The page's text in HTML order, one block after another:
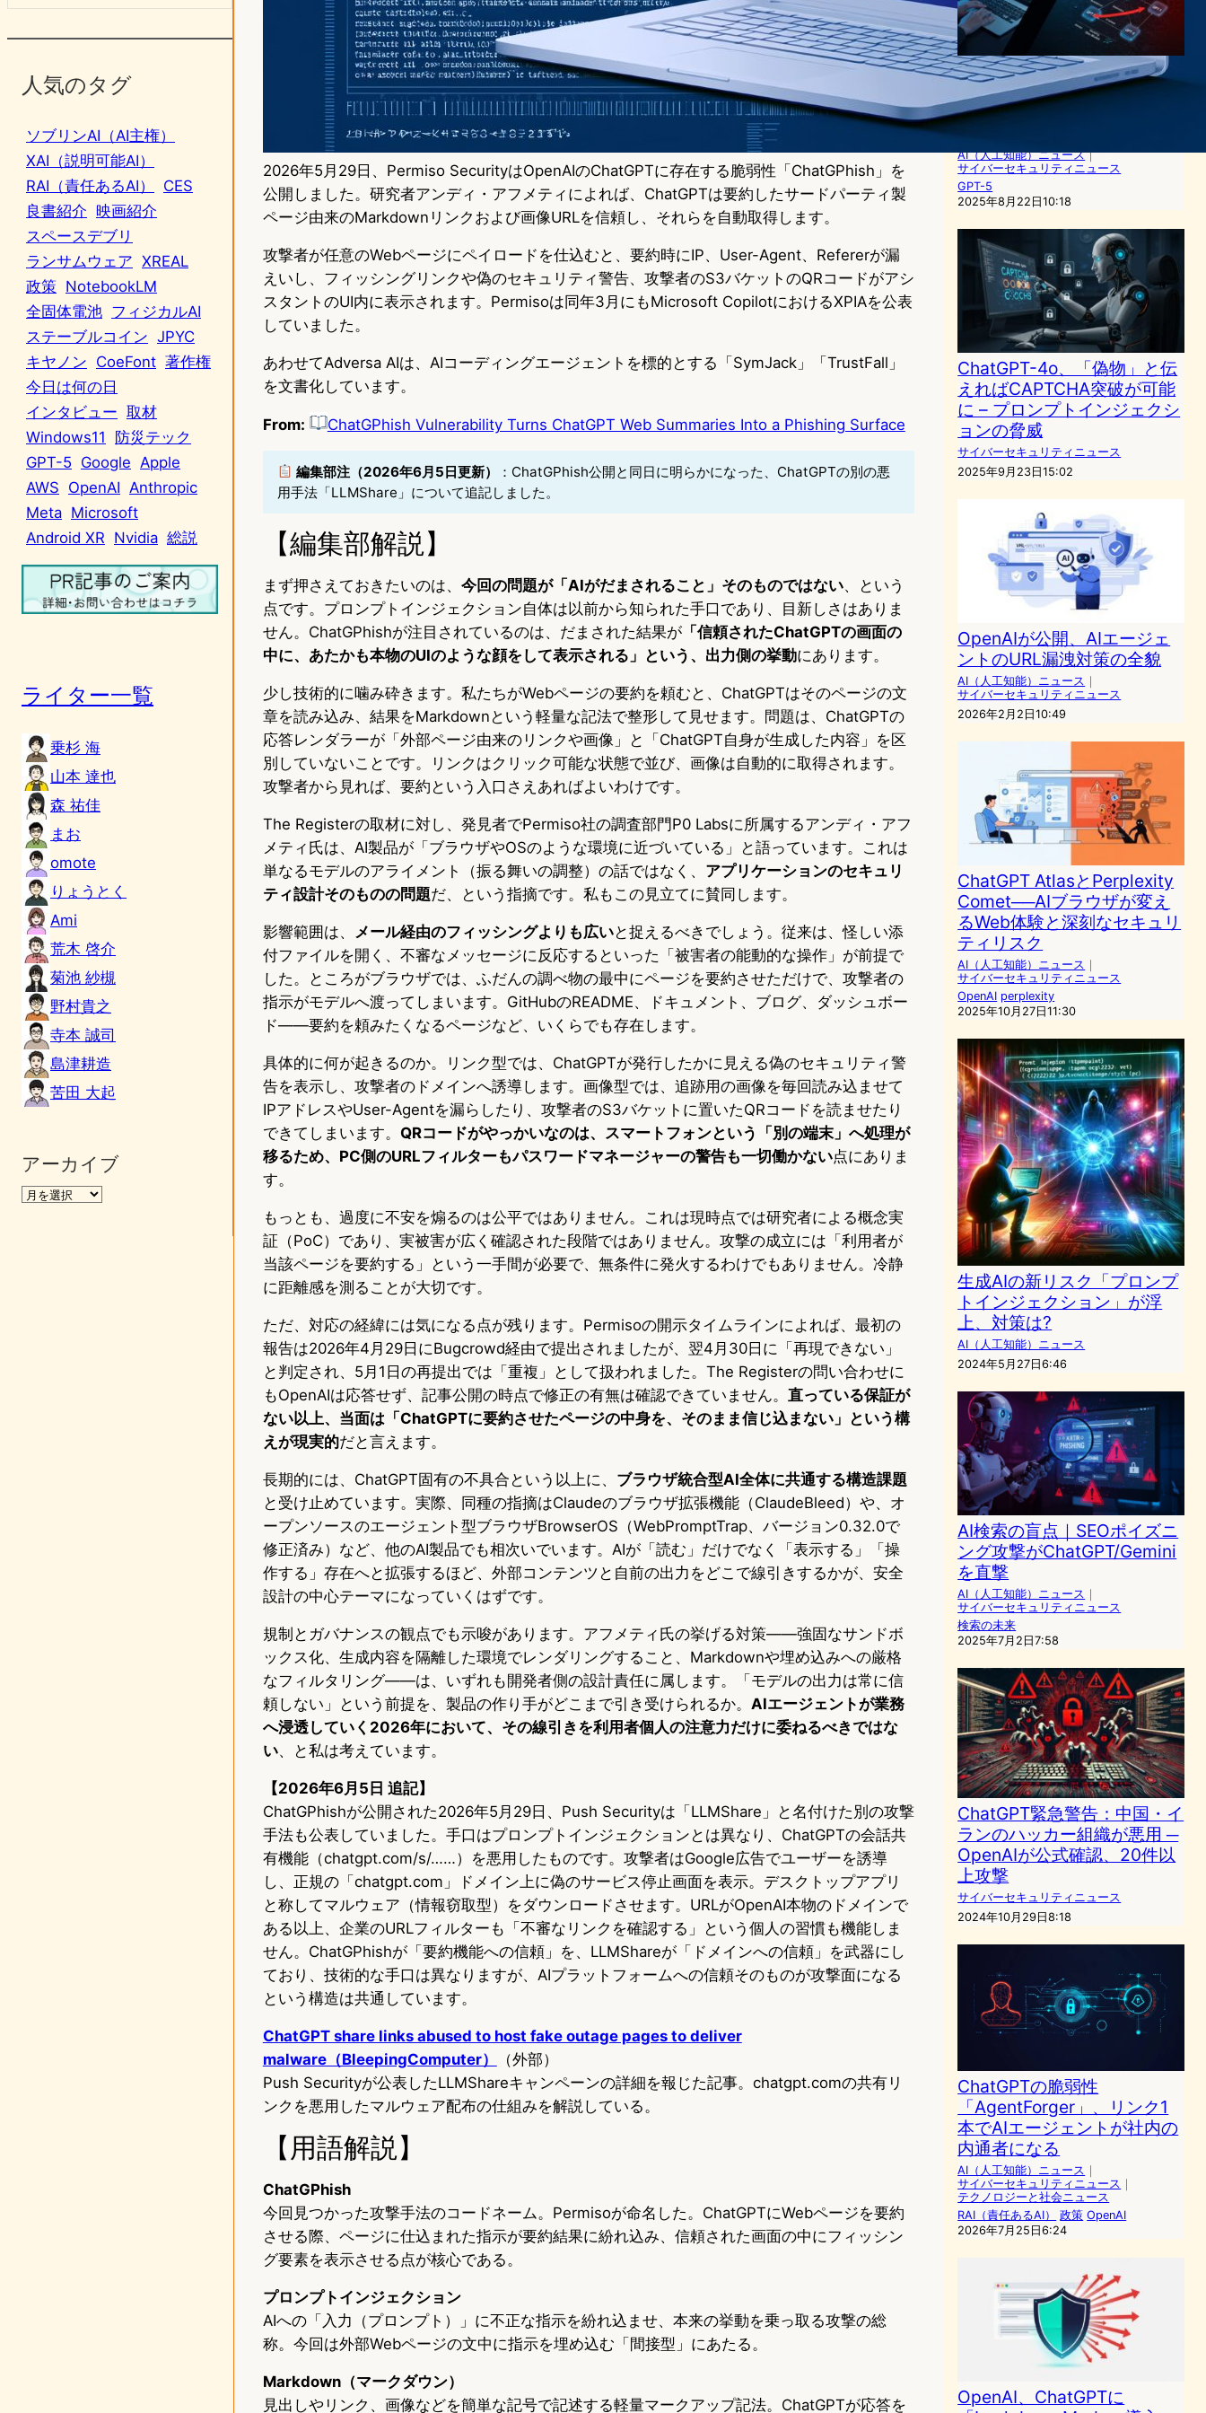
人気のタグ
ソブリンAI（AI主権）
XAI（説明可能AI）
RAI（責任あるAI）
CES
良書紹介 映画紹介
スペースデブリ
ランサムウェア XREAL
政策 NotebookLM
全固体電池 フィジカルAI
ステーブルコイン JPYC
キヤノン CoeFont 著作権
今日は何の日
インタビュー 取材
Windows11
防災テック
GPT-5 Google Apple
AWS OpenAI Anthropic
Meta Microsoft
Android XR Nvidia 総説
ライター一覧
乗杉 海
山本 達也
森 祐佳
まお
omote
りょうとく
Ami
荒木 啓介
菊池 紗槻
野村貴之
寺本 誠司
島津耕造
苦田 大起
アーカイブ
2026年5月29日、Permiso SecurityはOpenAIのChatGPTに存在する脆弱性「ChatGPhish」を
公開しました。研究者アンディ・アフメティによれば、ChatGPTは要約したサードパーティ製
ページ由来のMarkdownリンクおよび画像URLを信頼し、それらを自動取得します。
攻撃者が任意のWebページにペイロードを仕込むと、要約時にIP、User-Agent、Refererが漏
えいし、フィッシングリンクや偽のセキュリティ警告、攻撃者のS3バケットのQRコードがアシ
スタントのUI内に表示されます。Permisoは同年3月にもMicrosoft CopilotにおけるXPIAを公表
していました。
あわせてAdversa AIは、AIコーディングエージェントを標的とする「SymJack」「TrustFall」
を文書化しています。
From: ChatGPhish Vulnerability Turns ChatGPT Web Summaries Into a Phishing Surface
編集部注（2026年6月5日更新）
：ChatGPhish公開と同日に明らかになった、ChatGPTの別の悪
用手法「LLMShare」について追記しました。
【編集部解説】
まず押さえておきたいのは、 今回の問題が「AIがだまされること」そのものではない、という
点です。プロンプトインジェクション自体は以前から知られた手口であり、目新しさはありま
せん。ChatGPhishが注目されているのは、だまされた結果が「信頼されたChatGPTの画面の
中に、あたかも本物のUIのような顔をして表示される」という、出力側の挙動にあります。
少し技術的に噛み砕きます。私たちがWebページの要約を頼むと、ChatGPTはそのページの文
章を読み込み、結果をMarkdownという軽量な記法で整形して見せます。問題は、ChatGPTの
応答レンダラーが「外部ページ由来のリンクや画像」と「ChatGPT自身が生成した内容」を区
別していないことです。リンクはクリック可能な状態で並び、画像は自動的に取得されます。
攻撃者から見れば、要約という入口さえあればよいわけです。
The Registerの取材に対し、発見者でPermiso社の調査部門P0 Labsに所属するアンディ・アフ
メティ氏は、AI製品が「ブラウザやOSのような環境に近づいている」と語っています。これは
単なるモデルのアライメント（振る舞いの調整）の話ではなく、 アプリケーションのセキュリ
ティ設計そのものの問題だ、という指摘です。私もこの見立てに賛同します。
影響範囲は、 メール経由のフィッシングよりも広いと捉えるべきでしょう。従来は、怪しい添
付ファイルを開く、不審なメッセージに反応するといった「被害者の能動的な操作」が前提で
した。ところがブラウザでは、ふだんの調べ物の最中にページを要約させただけで、攻撃者の
指示がモデルへ渡ってしまいます。GitHubのREADME、ドキュメント、ブログ、ダッシュボー
ド——要約を頼みたくなるページなど、いくらでも存在します。
具体的に何が起きるのか。リンク型では、ChatGPTが発行したかに見える偽のセキュリティ警
告を表示し、攻撃者のドメインへ誘導します。画像型では、追跡用の画像を毎回読み込ませて
IPアドレスやUser-Agentを漏らしたり、攻撃者のS3バケットに置いたQRコードを読ませたり
できてしまいます。 QRコードがやっかいなのは、スマートフォンという「別の端末」へ処理が
移るため、PC側のURLフィルターもパスワードマネージャーの警告も一切働かない点にありま
す。
もっとも、過度に不安を煽るのは公平ではありません。これは現時点では研究者による概念実
証（PoC）であり、実被害が広く確認された段階ではありません。攻撃の成立には「利用者が
当該ページを要約する」という一手間が必要で、無条件に発火するわけでもありません。冷静
に距離感を測ることが大切です。
ただ、対応の経緯には気になる点が残ります。Permisoの開示タイムラインによれば、最初の
報告は2026年4月29日にBugcrowd経由で提出されましたが、翌4月30日に「再現できない」
と判定され、5月1日の再提出では「重複」として扱われました。The Registerの問い合わせに
もOpenAIは応答せず、記事公開の時点で修正の有無は確認できていません。 直っている保証が
ない以上、当面は「ChatGPTに要約させたページの中身を、そのまま信じ込まない」という構
えが現実的だと言えます。
長期的には、ChatGPT固有の不具合という以上に、 ブラウザ統合型AI全体に共通する構造課題
と受け止めています。実際、同種の指摘はClaudeのブラウザ拡張機能（ClaudeBleed）や、オ
ープンソースのエージェント型ブラウザBrowserOS（WebPromptTrap、バージョン0.32.0で
修正済み）など、他のAI製品でも相次いでいます。AIが「読む」だけでなく「表示する」「操
作する」存在へと拡張するほど、外部コンテンツと自前の出力をどこで線引きするかが、安全
設計の中心テーマになっていくはずです。
規制とガバナンスの観点でも示唆があります。アフメティ氏の挙げる対策——強固なサンドボ
ックス化、生成内容を隔離した環境でレンダリングすること、Markdownや埋め込みへの厳格
なフィルタリング——は、いずれも開発者側の設計責任に属します。「モデルの出力は常に信
頼しない」という前提を、製品の作り手がどこまで引き受けられるか。 AIエージェントが業務
へ浸透していく2026年において、その線引きを利用者個人の注意力だけに委ねるべきではな
い、と私は考えています。
【2026年6月5日 追記】
ChatGPhishが公開された2026年5月29日、Push Securityは「LLMShare」と名付けた別の攻撃
手法も公表していました。手口はプロンプトインジェクションとは異なり、ChatGPTの会話共
有機能（chatgpt.com/s/……）を悪用したものです。攻撃者はGoogle広告でユーザーを誘導
し、正規の「chatgpt.com」ドメイン上に偽のサービス停止画面を表示。デスクトップアプリ
と称してマルウェア（情報窃取型）をダウンロードさせます。URLがOpenAI本物のドメインで
ある以上、企業のURLフィルターも「不審なリンクを確認する」という個人の習慣も機能しま
せん。ChatGPhishが「要約機能への信頼」を、LLMShareが「ドメインへの信頼」を武器にし
ており、技術的な手口は異なりますが、AIプラットフォームへの信頼そのものが攻撃面になる
という構造は共通しています。
ChatGPT share links abused to host fake outage pages to deliver
malware（BleepingComputer）
（外部）
Push Securityが公表したLLMShareキャンペーンの詳細を報じた記事。chatgpt.comの共有リ
ンクを悪用したマルウェア配布の仕組みを解説している。
【用語解説】
ChatGPhish
今回見つかった攻撃手法のコードネーム。Permisoが命名した。ChatGPTにWebページを要約
させる際、ページに仕込まれた指示が要約結果に紛れ込み、信頼された画面の中にフィッシン
グ要素を表示させる点が核心である。
プロンプトインジェクション
AIへの「入力（プロンプト）」に不正な指示を紛れ込ませ、本来の挙動を乗っ取る攻撃の総
称。今回は外部Webページの文中に指示を埋め込む「間接型」にあたる。
Markdown（マークダウン）
見出しやリンク、画像などを簡単な記号で記述する軽量マークアップ記法。ChatGPTが応答を
OpenAI GPT-5に新たな脆弱
性、「手短に」の一言でセキ
ュリティ迂回可能と研究者が
発表
AI（人工知能）ニュース｜
サイバーセキュリティニュース
GPT-5
2025年8月22日10:18
ChatGPT-4o、「偽物」と伝
えればCAPTCHA突破が可能
に – プロンプトインジェクシ
ョンの脅威
サイバーセキュリティニュース
2025年9月23日15:02
OpenAIが公開、AIエージェ
ントのURL漏洩対策の全貌
AI（人工知能）ニュース ｜
サイバーセキュリティニュース
2026年2月2日10:49
ChatGPT AtlasとPerplexity
Comet──AIブラウザが変え
るWeb体験と深刻なセキュリ
ティリスク
AI（人工知能）ニュース ｜
サイバーセキュリティニュース
OpenAI perplexity
2025年10月27日11:30
生成AIの新リスク「プロンプ
トインジェクション」が浮
上、対策は?
AI（人工知能）ニュース
2024年5月27日6:46
AI検索の盲点｜SEOポイズニ
ング攻撃がChatGPT/Gemini
を直撃
AI（人工知能）ニュース ｜
サイバーセキュリティニュース
検索の未来
2025年7月2日7:58
ChatGPT緊急警告：中国・イ
ランのハッカー組織が悪用 ─
OpenAIが公式確認、20件以
上攻撃
サイバーセキュリティニュース
2024年10月29日8:18
ChatGPTの脆弱性
「AgentForger」、リンク1
本でAIエージェントが社内の
内通者になる
AI（人工知能）ニュース ｜
サイバーセキュリティニュース ｜
テクノロジーと社会ニュース
RAI（責任あるAI）
政策 OpenAI
2026年7月25日6:24
OpenAI、ChatGPTに